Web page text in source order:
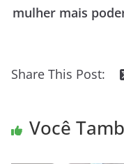
mulher mais
Share This Post:
Você